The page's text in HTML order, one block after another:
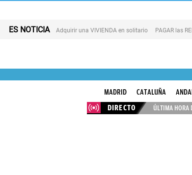
ES NOTICIA Adquirir una VIVIENDA en solitario PAGAR las
MADRID CATALUÑA
DIRECTO
ÚLTIMA HORA